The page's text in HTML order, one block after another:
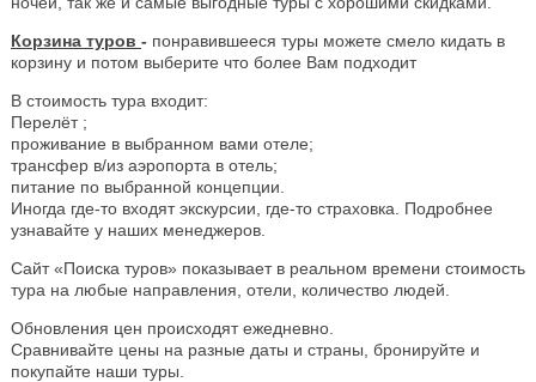
Корзина туров - понравившееся туры можете смело кидать в
корзину и потом выберите что более Вам подходит
В стоимость тура входит:
Перелёт ;
проживание в выбранном вами отеле;
трансфер в/из аэропорта в отель;
питание по выбранной концепции.
Иногда где-то входят экскурсии, где-то страховка. Подробнее
узнавайте у наших менеджеров.
Сайт «Поиска туров» показывает в реальном времени стоимость
тура на любые направления, отели, количество людей.
Обновления цен происходят ежедневно.
Сравнивайте цены на разные даты и страны, бронируйте и
покупайте наши туры.